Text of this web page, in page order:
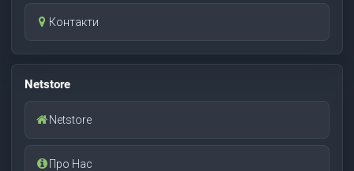
Контакти
Netstore
Netstore
Про Нас